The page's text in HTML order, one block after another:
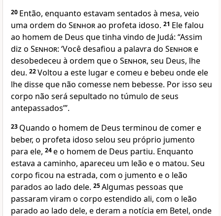
20 Então, enquanto estavam sentados à mesa, veio
uma ordem do Senhorao profeta idoso. 21 Ele falou
ao homem de Deus que tinha vindo de Judá: “Assim
diz o Senhor: ‘Você desafiou a palavra do Senhore
desobedeceu à ordem que o Senhor, seu Deus, lhe
deu. 22Voltou a este lugar e comeu e bebeu onde ele
lhe disse que não comesse nem bebesse. Por isso seu
corpo não será sepultado no túmulo de seus
antepassados’”.
23 Quando o homem de Deus terminou de comer e
beber, o profeta idoso selou seu próprio jumento
para ele, 24e o homem de Deus partiu. Enquanto
estava a caminho, apareceu um leão e o matou. Seu
corpo ficou na estrada, com o jumento e o leão
parados ao lado dele. 25Algumas pessoas que
passaram viram o corpo estendido ali, com o leão
parado ao lado dele, e deram a notícia em Betel, onde